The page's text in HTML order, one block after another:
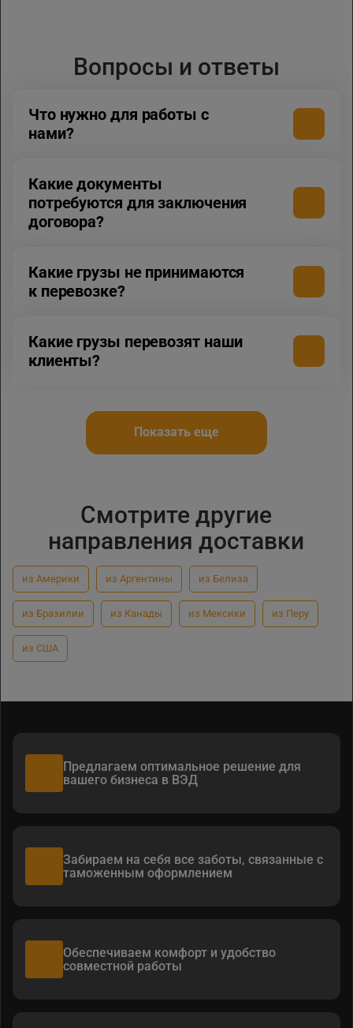
Вопросы и ответы
Что нужно для работы с
нами?
Какие документы
потребуются для заключения
договора?
Какие грузы не принимаются
к перевозке?
Какие грузы перевозят наши
клиенты?
Показать еще
Смотрите другие
направления доставки
из Америки из Аргентины из Белиза
из Бразилии из Канады из Мексики из Перу
из США
Предлагаем оптимальное решение для
вашего бизнеса в ВЭД
Забираем на себя все заботы, связанные с
таможенным оформлением
Обеспечиваем комфорт и удобство
совместной работы